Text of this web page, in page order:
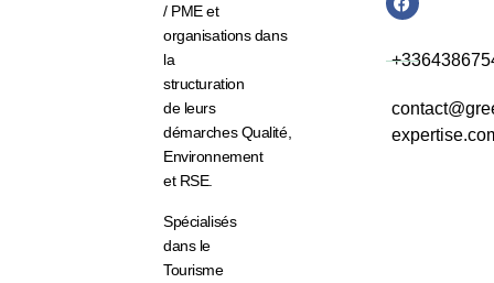
/ PME et
organisationsdans
la
structuration
de leurs
démarchesQualité,
Environnement
et RSE.
Spécialisés
dans le
Tourisme